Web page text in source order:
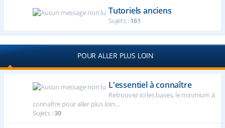
Tutoriels anciens
Sujets :161
POUR ALLER PLUS LOIN
L'essentiel à connaître
Retrouvez ici les bases, le minimum à
connaître pour aller plus loin...
Sujets :30